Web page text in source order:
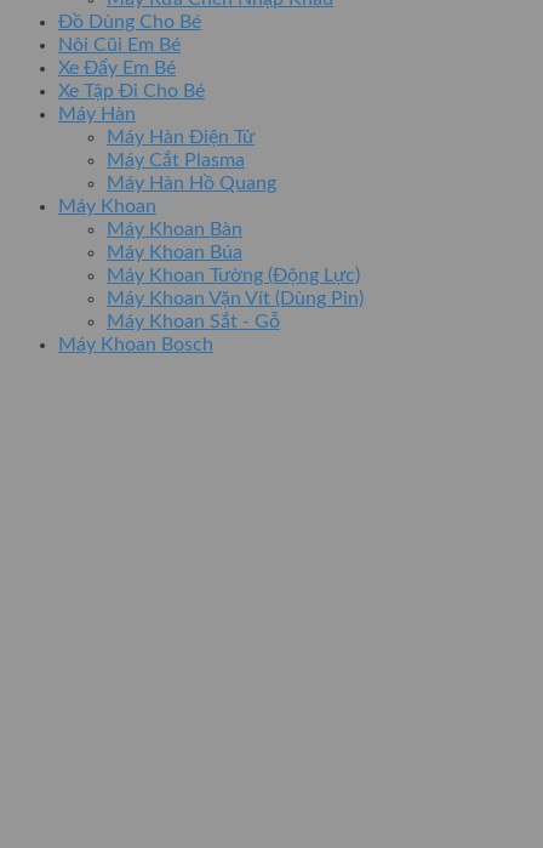
Đồ Dùng Cho Bé
Nôi Cũi Em Bé
Xe Đẩy Em Bé
Xe Tập Đi Cho Bé
Máy Hàn
Máy Hàn Điện Tử
Máy Cắt Plasma
Máy Hàn Hồ Quang
Máy Khoan
Máy Khoan Bàn
Máy Khoan Búa
Máy Khoan Tường (Động Lực)
Máy Khoan Vặn Vít (Dùng Pin)
Máy Khoan Sắt - Gỗ
Máy Khoan Bosch